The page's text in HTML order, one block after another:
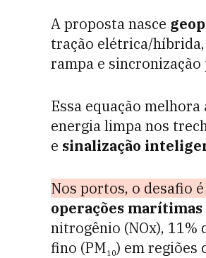
A proposta nasce
tração elétrica/
rampa e
Essa equação
energialimpanos
e sinalização
Nos portos, o desafio
operações marítimas
nitrogênio (NOx), 11%
fino (PM₁₀) em regiões